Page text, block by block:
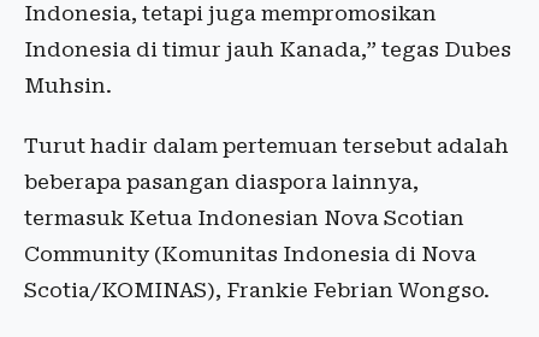
Indonesia, tetapi juga mempromosikan
Indonesia di timur jauh Kanada,” tegas Dubes
Muhsin.
Turut hadir dalam pertemuan tersebut adalah
beberapa pasangan diaspora lainnya,
termasuk Ketua Indonesian Nova Scotian
Community (Komunitas Indonesia di Nova
Scotia/KOMINAS), Frankie Febrian Wongso.